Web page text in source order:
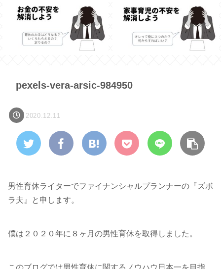
pexels-vera-arsic-984950
2020.12.11
男性育休ライターでファイナンシャルプランナーの『ズボ
ラ夫』と申します。
僕は２０２０年に８ヶ月の男性育休を取得しました。
このブログでは男性育休に関するノウハウ日本一を目指